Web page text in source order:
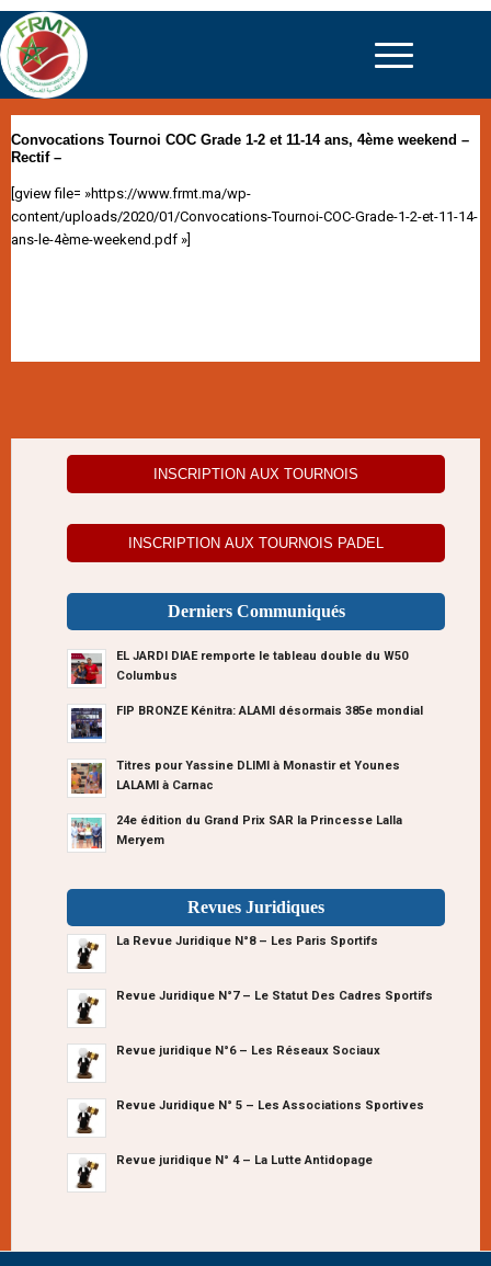
Convocations Tournoi COC Grade 1-2 et 11-14 ans, 4ème weekend –
Rectif –
[gview file= »https://www.frmt.ma/wp-
content/uploads/2020/01/Convocations-Tournoi-COC-Grade-1-2-et-11-14-
ans-le-4ème-weekend.pdf »]
INSCRIPTION AUX TOURNOIS
INSCRIPTION AUX TOURNOIS PADEL
Derniers Communiqués
EL JARDI DIAE remporte le tableau double du W50
Columbus
FIP BRONZE Kénitra: ALAMI désormais 385e mondial
Titres pour Yassine DLIMI à Monastir et Younes
LALAMI à Carnac
24e édition du Grand Prix SAR la Princesse Lalla
Meryem
Revues Juridiques
La Revue Juridique N°8 – Les Paris Sportifs
Revue Juridique N°7 – Le Statut Des Cadres Sportifs
Revue juridique N°6 – Les Réseaux Sociaux
Revue Juridique N° 5 – Les Associations Sportives
Revue juridique N° 4 – La Lutte Antidopage